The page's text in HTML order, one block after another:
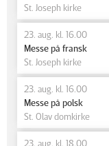
St. Joseph kirke
23. aug. kl. 16.00
Messe på fransk
St. Joseph kirke
23. aug. kl. 16.00
Messe på polsk
St. Olav domkirke
23. aug. kl. 18.00